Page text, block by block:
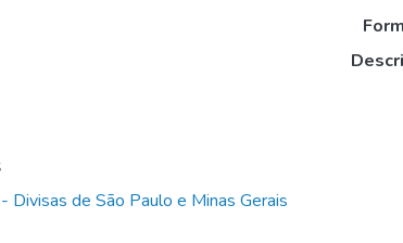
Divisas de São Paulo e Minas Gerais